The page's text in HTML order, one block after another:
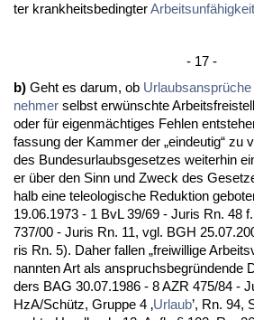
ter krank­heits­be­ding­terAr­beits­unfähig­keit
- 17 -
b) Geht es dar­um, ob Ur­laubs­ansprüche
neh­mer selbst erwünsch­te
oder für ei­genmäch­ti­ges Feh­len
fas­sung der Kam­mer der „ein­deu­tig“ zu
des Bun­des­ur­laubs­ge­set­zes wei­ter­hin
er über den Sinn und Zweck des
halb ei­ne te­leo­lo­gi­sche Re­duk­ti­on
19.06.1973 - 1 BvL 39/69 - Ju­ris Rn. 48
737/00 - Ju­ris Rn. 11, vgl. BGH
ris Rn. 5). Da­her fal­len „frei­wil­li­ge
nann­ten Art als an­spruchs­be­gründen­de
ders BAG 30.07.1986 - 8 AZR 475/84 -
HzA/Schütz, Grup­pe 4 ‚Ur­laub’, Rn. 94,